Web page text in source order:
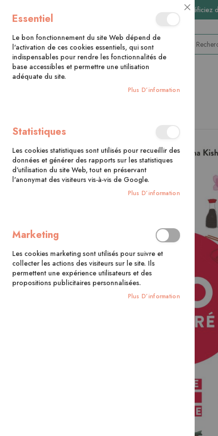
🚚
CATÉGORIES
Skip
the
end
of
the
Close
Cookie
Essentiel
Le bon fonctionnement du site Web dépend de
l'activation de ces cookies essentiels, qui sont
indispensables pour rendre les fonctionnalités de
base accessibles et permettre une utilisation
adéquate du site.
Plus D’information
Statistiques
Les cookies statistiques sont utilisés pour recueillir des
données et générer des rapports sur les statistiques
d'utilisation du site Web, tout en préservant
l'anonymat des visiteurs vis-à-vis de Google.
Plus D’information
Marketing
Les cookies marketing sont utilisés pour suivre et
collecter les actions des visiteurs sur le site. Ils
permettent une expérience utilisateurs et des
propositions publicitaires personnalisées.
Plus D’information